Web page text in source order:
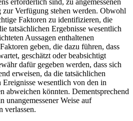
Verfügung stehen werden. Obwohl
Faktoren zu identifizieren, die
tatsächlichen Ergebnisse wesentlich
Aussagen enthaltenen
geben, die dazu führen, dass
geschätzt oder beabsichtigt
dafür gegeben werden, dass sich
erweisen, da die tatsächlichen
wesentlich von den in
abweichen könnten. Dementsprechend
unangemessener Weise auf
verlassen.